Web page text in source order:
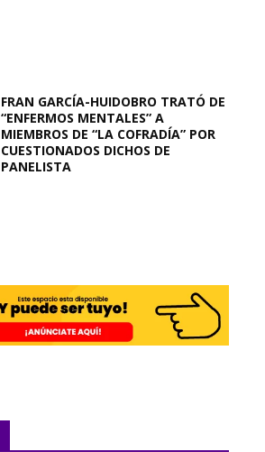
FRAN GARCÍA-HUIDOBRO TRATÓ DE
“ENFERMOS MENTALES” A
MIEMBROS DE “LA COFRADÍA” POR
CUESTIONADOS DICHOS DE
PANELISTA